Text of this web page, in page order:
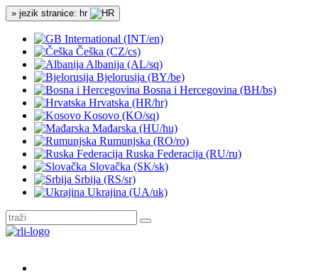
» jezik stranice: hr
International (INT/en)
Češka (CZ/cs)
Albanija (AL/sq)
Bjelorusija (BY/be)
Bosna i Hercegovina (BH/bs)
Hrvatska (HR/hr)
Kosovo (KO/sq)
Mađarska (HU/hu)
Rumunjska (RO/ro)
Ruska Federacija (RU/ru)
Slovačka (SK/sk)
Srbija (RS/sr)
Ukrajina (UA/uk)